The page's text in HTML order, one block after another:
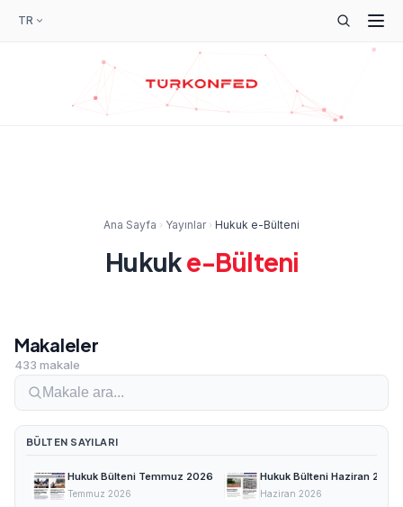
TR
Ana Sayfa Yayınlar Hukuk e-Bülteni
Hukuke-Bülteni
Makaleler
433 makale
BÜLTEN SAYILARI
Hukuk Bülteni Temmuz 2026
Temmuz 2026
Hukuk Bülteni Haziran 2026
Haziran 2026